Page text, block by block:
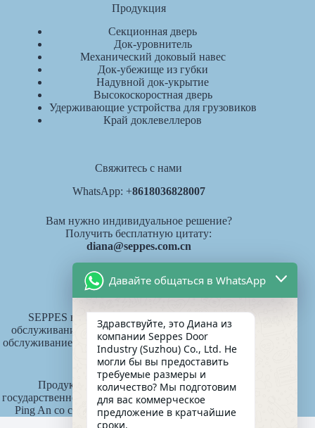
Продукция
Секционная дверь
Док-уровнитель
Механический доковый навес
Док-убежище из губки
Надувной док-укрытие
Высокоскоростная дверь
Удерживающие устройства для грузовиков
Край доклевеллеров
Свяжитесь с нами
WhatsApp: +8618036828007
Вам нужно индивидуальное решение?
Получить бесплатную цитату:
diana@seppes.com.cn
SEPPES внедряет новый отраслевой стандарт
обслуживания "одна дверь, один двор, пожизненное
обслуживание", систему пожизненной ответственности
за продукт.
Продукты SEPPES страхуются китайской
государственной компанией по страхованию имущества
Ping An со страховой суммой 15 миллионов юаней.
Давайте общаться в WhatsApp
Здравствуйте, это Диана из
компании Seppes Door
Industry (Suzhou) Co., Ltd. Не
могли бы вы предоставить
требуемые размеры и
количество? Мы подготовим
для вас коммерческое
предложение в кратчайшие
сроки.